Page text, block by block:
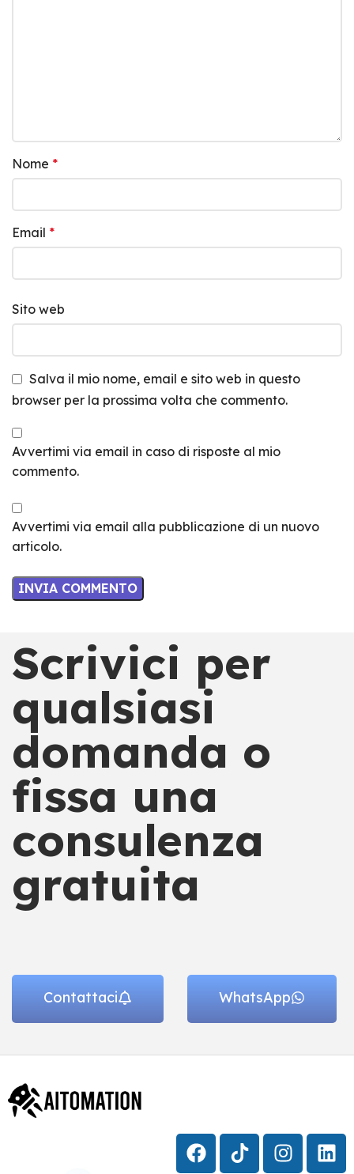
Nome *
Email *
Sito web
Salva il mio nome, email e sito web in questo
browser per la prossima volta che commento.
Avvertimi via email in caso di risposte al mio
commento.
Avvertimi via email alla pubblicazione di un nuovo
articolo.
Scrivici per
qualsiasi
domanda o
fissa una
consulenza
gratuita
Contattaci WhatsApp